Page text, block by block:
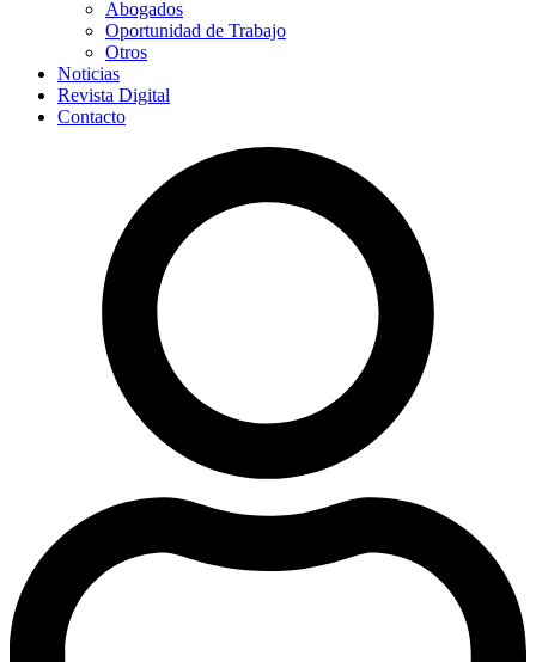
Abogados
Oportunidad de Trabajo
Otros
Noticias
Revista Digital
Contacto